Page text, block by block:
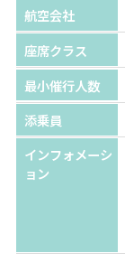
航空会社
座席クラス
最小催行人数
添乗員
インフォメーシ
ョン